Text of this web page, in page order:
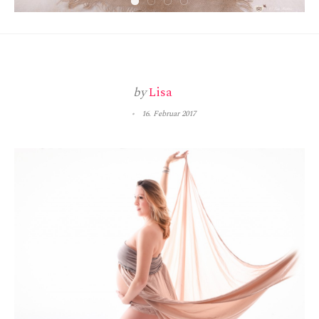
byLisa
16. Februar 2017